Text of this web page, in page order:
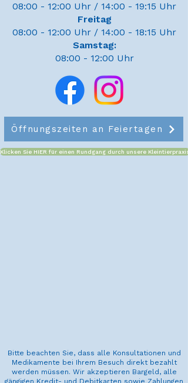
08:00 - 12:00 Uhr / 14:00 - 19:15 Uhr
Freitag
08:00 - 12:00 Uhr / 14:00 - 18:15 Uhr
Samstag:
08:00 - 12:00 Uhr
Öffnungszeiten an Feiertagen
Klicken Sie HIER für einen Rundgang durch unsere Kleintierpraxis
Bitte beachten Sie, dass alle Konsultationen und
Medikamente bei Ihrem Besuch direkt bezahlt
werden müssen. Wir akzeptieren Bargeld, alle
gängigen Kredit- und Debitkarten sowie Zahlungen